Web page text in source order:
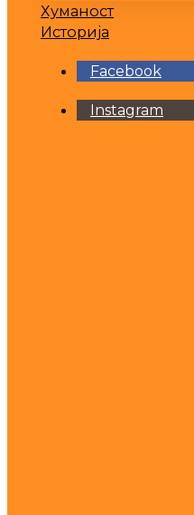
Хуманост
Историја
Facebook
Instagram